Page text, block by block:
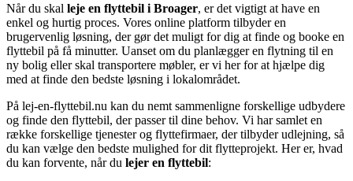
Når du skal leje en flyttebil i Broager, er det vigtigt at have en
enkel og hurtig proces. Vores online platform tilbyder en
brugervenlig løsning, der gør det muligt for dig at finde og booke en
flyttebil på få minutter. Uanset om du planlægger en flytning til en
ny bolig eller skal transportere møbler, er vi her for at hjælpe dig
med at finde den bedste løsning i lokalområdet.
På lej-en-flyttebil.nu kan du nemt sammenligne forskellige udbydere
og finde den flyttebil, der passer til dine behov. Vi har samlet en
række forskellige tjenester og flyttefirmaer, der tilbyder udlejning, så
du kan vælge den bedste mulighed for dit flytteprojekt. Her er, hvad
du kan forvente, når du lejer en flyttebil: